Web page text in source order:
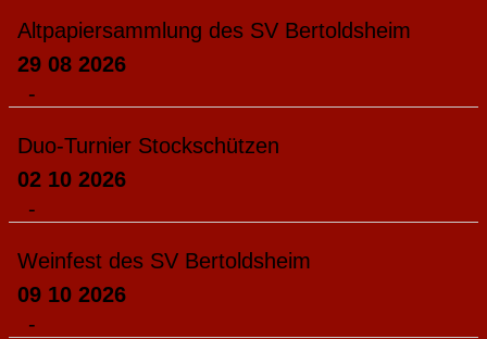
Altpapiersammlung des SV Bertoldsheim
29 08 2026
-
Duo-Turnier Stockschützen
02 10 2026
-
Weinfest des SV Bertoldsheim
09 10 2026
-